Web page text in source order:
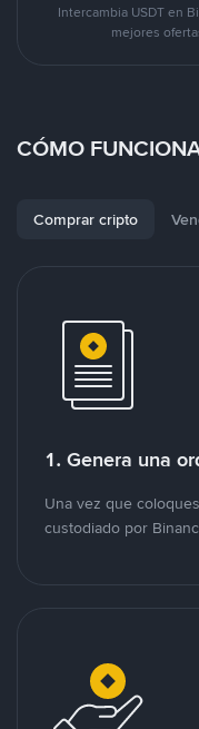
Intercambia USDT en
mejores
CÓMO
Comprar cripto
1. Genera una
Una vez que
custodiado por